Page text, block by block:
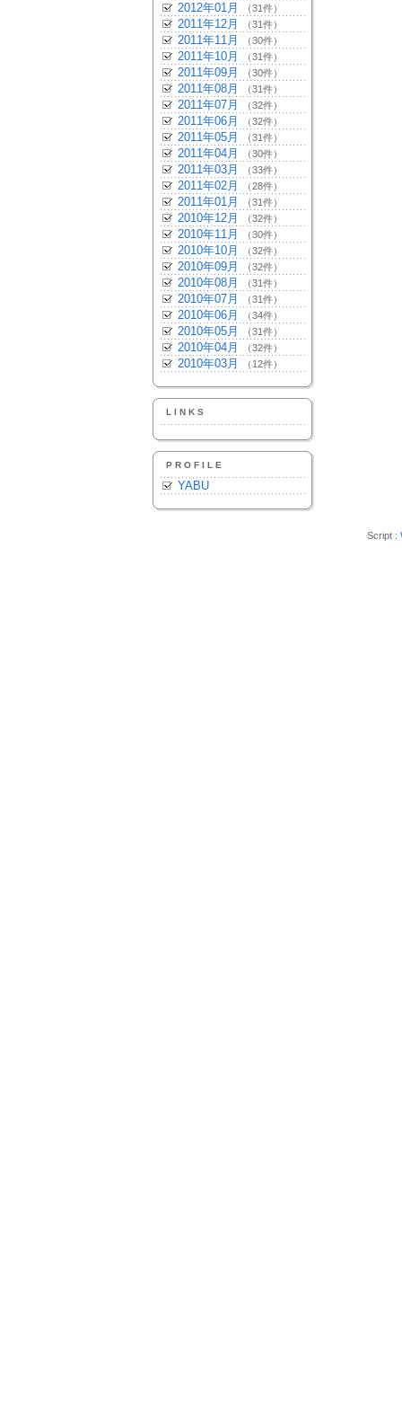
2012年01月 （31件）
2011年12月 （31件）
2011年11月 （30件）
2011年10月 （31件）
2011年09月 （30件）
2011年08月 （31件）
2011年07月 （32件）
2011年06月 （32件）
2011年05月 （31件）
2011年04月 （30件）
2011年03月 （33件）
2011年02月 （28件）
2011年01月 （31件）
2010年12月 （32件）
2010年11月 （30件）
2010年10月 （32件）
2010年09月 （32件）
2010年08月 （31件）
2010年07月 （31件）
2010年06月 （34件）
2010年05月 （31件）
2010年04月 （32件）
2010年03月 （12件）
LINKS
PROFILE
YABU
Script :